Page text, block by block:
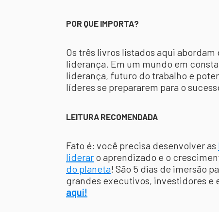
POR QUE IMPORTA?
Os três livros listados aqui
liderança. Em um mundo em
liderança, futuro do trabalho e
líderes se prepararem para o
LEITURA RECOMENDADA
Fato é: você precisa desenvolver as
liderar o aprendizado e o
do planeta! São 5 dias de imersão
grandes executivos, investidores e
aqui!